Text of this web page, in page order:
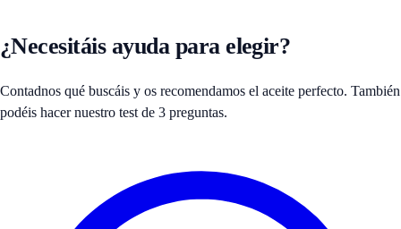
¿Necesitáis ayuda para elegir?
Contadnos qué buscáis y os recomendamos el aceite perfecto. También
podéis hacer nuestro test de 3 preguntas.